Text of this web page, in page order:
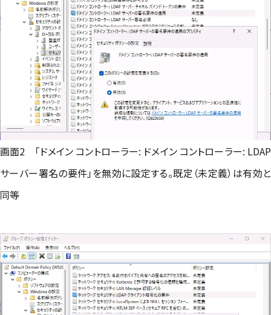
画面2 「ドメイン コントローラー: ドメイン コントローラー: LDAP
サーバー署名の要件」を無効に設定する。既定（未定義）は有効と
同等